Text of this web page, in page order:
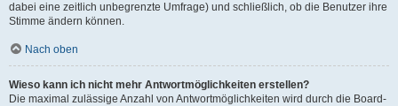
dabei eine zeitlich unbegrenzte Umfrage) und schließlich, ob die Benutzer ihre
Stimme ändern können.
Nach oben
Wieso kann ich nicht mehr Antwortmöglichkeiten erstellen?
Die maximal zulässige Anzahl von Antwortmöglichkeiten wird durch die Board-